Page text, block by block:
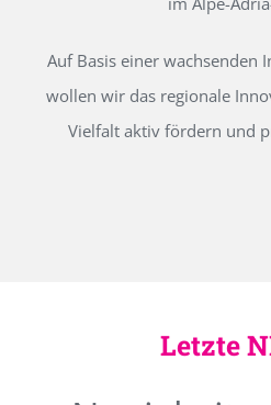
Auf Basis einer wachsenden
wollen wir das regionale
Vielfalt aktiv fördern und
Letzte